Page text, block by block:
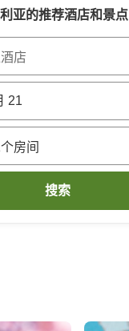
亚的推荐酒店和景点
店
21
个房间
搜索